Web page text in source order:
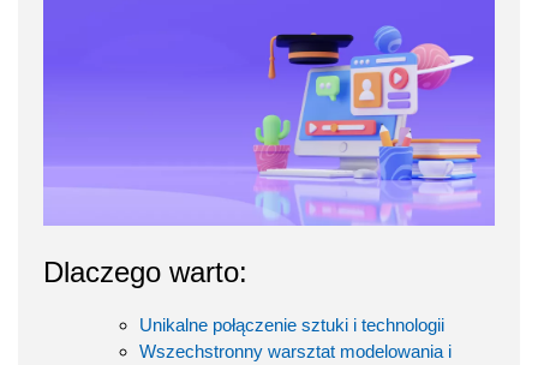
Dlaczego warto:
Unikalne połączenie sztuki i technologii
Wszechstronny warsztat modelowania i